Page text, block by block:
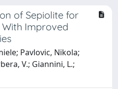
of Sepiolite for
Improved
Pavlovic, Nikola;
V.; Giannini, L.;